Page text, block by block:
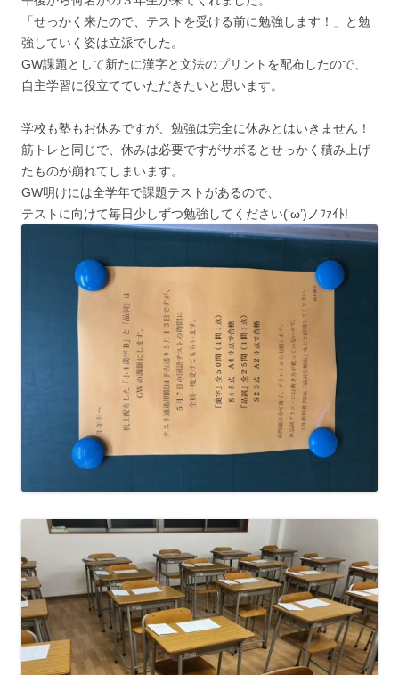
「せっかく来たので、テストを受ける前に勉強します！」と勉
強していく姿は立派でした。
GW課題として新たに漢字と文法のプリントを配布したので、
自主学習に役立てていただきたいと思います。
学校も塾もお休みですが、勉強は完全に休みとはいきません！
筋トレと同じで、休みは必要ですがサボるとせっかく積み上げ
たものが崩れてしまいます。
GW明けには全学年で課題テストがあるので、
テストに向けて毎日少しずつ勉強してください(‘ω’)ノﾌｧｲﾄ!